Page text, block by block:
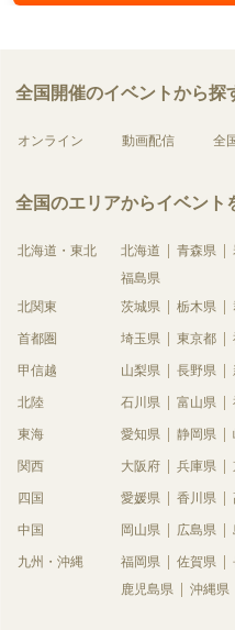
全国開催のイベントから探
オンライン 動画配信 全
全国のエリアからイベント
北海道・東北 北海道 青森県
福島県
北関東
茨城県 栃木県
首都圏 埼玉県 東京都
甲信越 山梨県 長野県
北陸 石川県 富山県
東海 愛知県 静岡県
関西 大阪府 兵庫県
四国 愛媛県 香川県
中国 岡山県 広島県
九州・沖縄 福岡県 佐賀県
鹿児島県
沖縄県